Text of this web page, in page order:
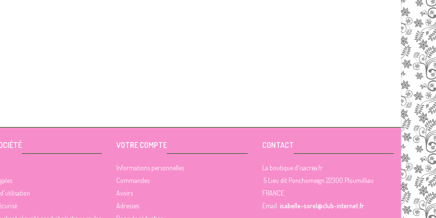
VOTRE COMPTE
Informations personnelles
Commandes
Avoirs
Adresses
CONTACT
La boutique d'isacrea.fr
5 Lieu dit Ponchomeign 22300 Ploumilliau
FRANCE
Email: isabelle-sorel@club-internet.fr